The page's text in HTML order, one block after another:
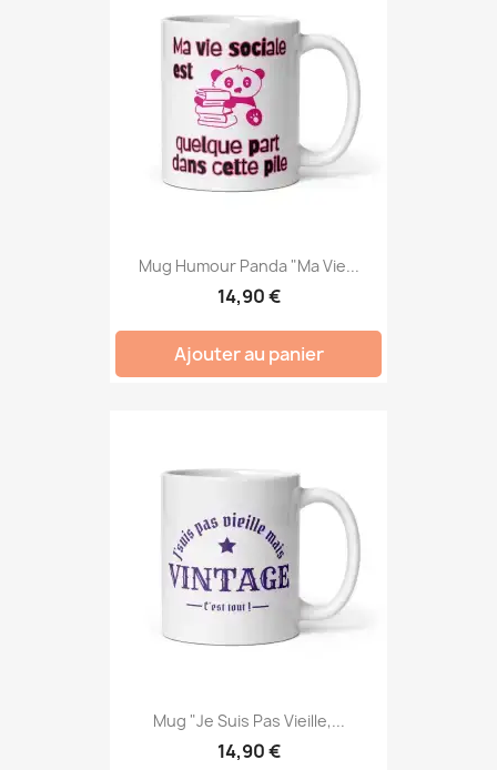
Mug Humour Panda "Ma Vie...
14,90 €
Ajouter au panier
Mug "Je Suis Pas Vieille,...
14,90 €